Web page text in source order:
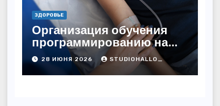
ЗДОРОВЬЕ
Организация обучения
программированию на
дому
28 ИЮНЯ 2026 STUDIOHALLO_